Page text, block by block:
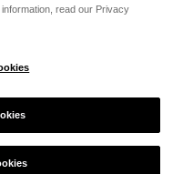
read our Privacy